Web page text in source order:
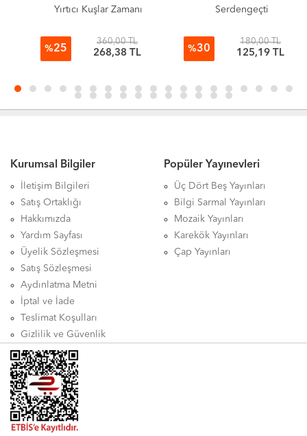
Yırtıcı Kuşlar Zamanı
25
360,00 TL
268,38 TL
Serdengeçti
30
180,00 TL
125,19 TL
Kurumsal Bilgiler
İletişim Bilgileri
Satış Ortaklığı
Hakkımızda
Yardım Sayfası
Üyelik Sözleşmesi
Satış Sözleşmesi
Aydınlatma Metni
İptal ve İade
Teslimat Koşulları
Gizlilik ve Güvenlik
Popüler Yayınevleri
Üç Dört Beş Yayınları
Bilgi Sarmal Yayınları
Mozaik Yayınları
Karekök Yayınları
Çap Yayınları